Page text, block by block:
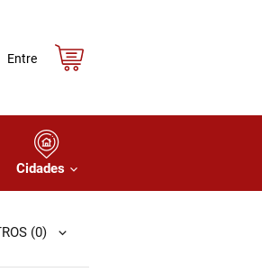
Entre
Cidades
(0)